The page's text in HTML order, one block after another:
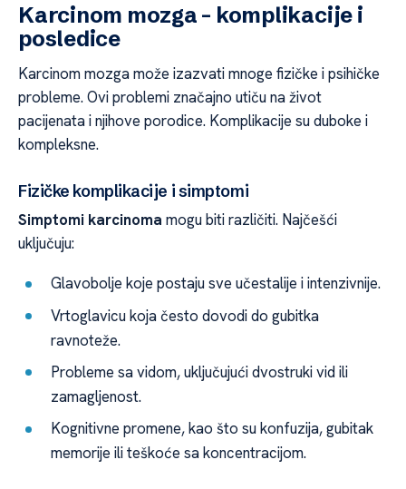
Karcinom mozga – komplikacije i
posledice
Karcinom mozga može izazvati mnoge fizičke i psihičke
probleme. Ovi problemi značajno utiču na život
pacijenata i njihove porodice. Komplikacije su duboke i
kompleksne.
Fizičke komplikacije i simptomi
Simptomi karcinoma mogu biti različiti. Najčešći
uključuju:
Glavobolje koje postaju sve učestalije i intenzivnije.
Vrtoglavicu koja često dovodi do gubitka
ravnoteže.
Probleme sa vidom, uključujući dvostruki vid ili
zamagljenost.
Kognitivne promene, kao što su konfuzija, gubitak
memorije ili teškoće sa koncentracijom.